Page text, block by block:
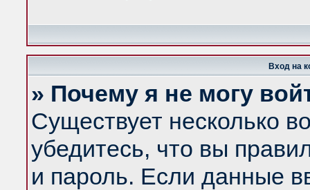
Вход на
» Почему я не могу
Существует несколько
убедитесь, что вы
и пароль. Если данные